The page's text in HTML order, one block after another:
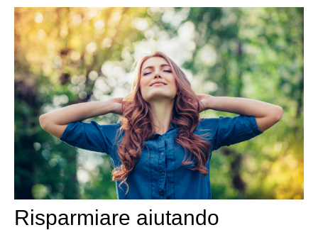
Risparmiare aiutando